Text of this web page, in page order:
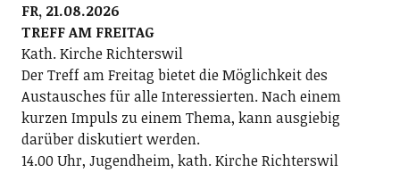
FR, 21.08.2026
TREFF AM FREITAG
Kath. Kirche Richterswil
Der Treff am Freitag bietet die Möglichkeit des
Austausches für alle Interessierten. Nach einem
kurzen Impuls zu einem Thema, kann ausgiebig
darüber diskutiert werden.
14.00 Uhr, Jugendheim, kath. Kirche Richterswil